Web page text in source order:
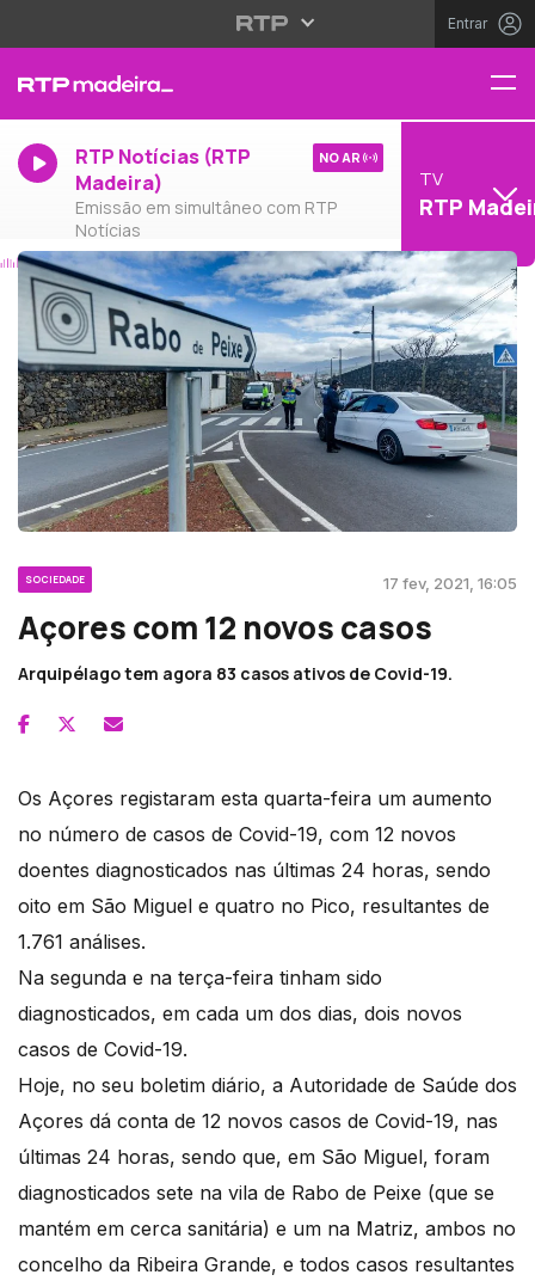
Entrar
RTP Notícias (RTP
Madeira)
Emissão em simultâneo com RTP
Notícias
NO AR
TV
RTP
SOCIEDADE 17 fev, 2021, 16:05
Açores com 12 novos casos
Arquipélago tem agora 83 casos ativos de Covid-19.
Os Açores registaram esta quarta-feira um aumento
no número de casos de Covid-19, com 12 novos
doentes diagnosticados nas últimas 24 horas, sendo
oito em São Miguel e quatro no Pico, resultantes de
1.761 análises.
Na segunda e na terça-feira tinham sido
diagnosticados, em cada um dos dias, dois novos
casos de Covid-19.
Hoje, no seu boletim diário, a Autoridade de Saúde dos
Açores dá conta de 12 novos casos de Covid-19, nas
últimas 24 horas, sendo que, em São Miguel, foram
diagnosticados sete na vila de Rabo de Peixe (que se
mantém em cerca sanitária) e um na Matriz, ambos no
concelho da Ribeira Grande, e todos casos resultantes